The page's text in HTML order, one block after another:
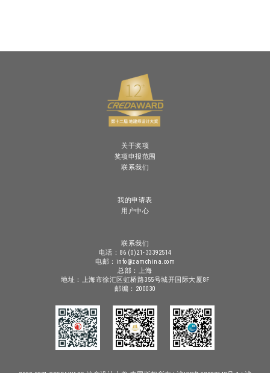
关于奖项
奖项申报范围
联系我们
我的申请表
用户中心
联系我们
电话：86 (0)21-33392514
电邮：info@zamchina.com
总部：上海
地址：上海市徐汇区虹桥路355号城开国际大厦8F
邮编：200030